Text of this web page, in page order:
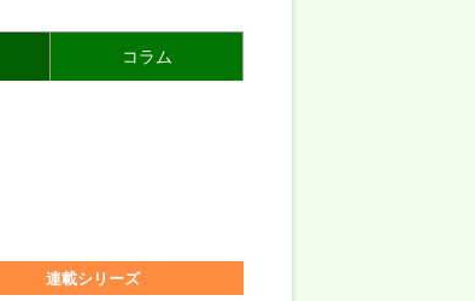
コラム
連載シリーズ